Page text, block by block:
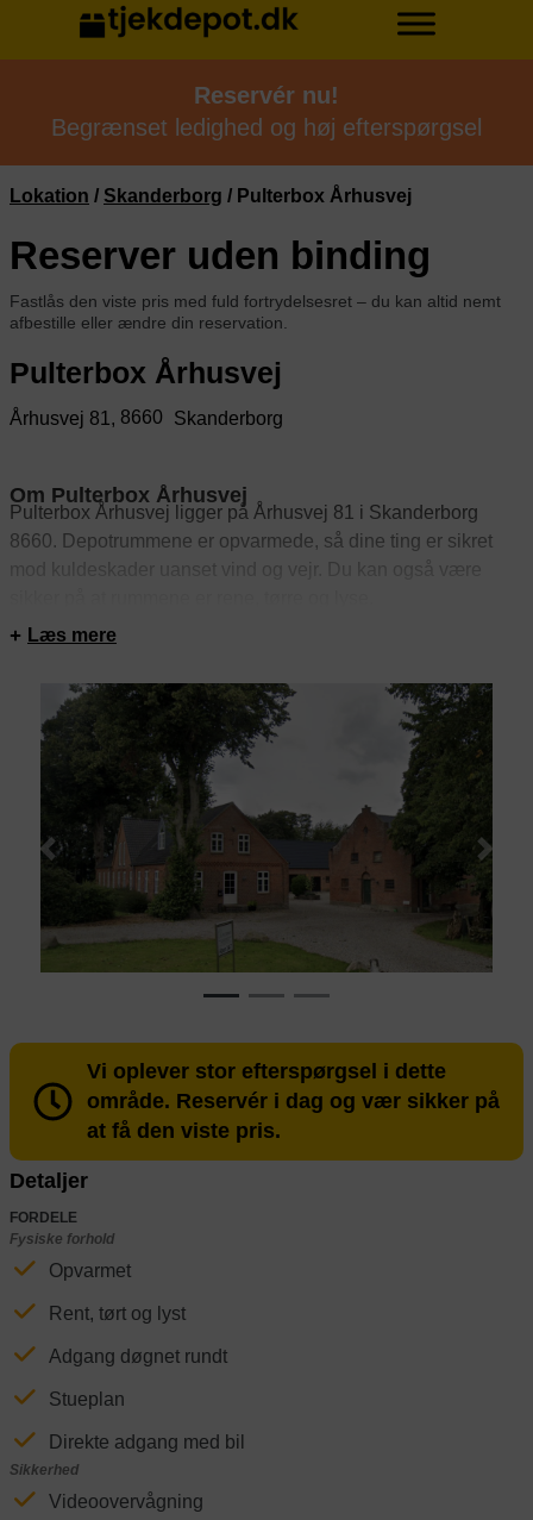
Reservér nu!
Begrænset ledighed og høj efterspørgsel
Lokation / Skanderborg / Pulterbox Århusvej
Reserver uden binding
Fastlås den viste pris med fuld fortrydelsesret – du kan altid nemt
afbestille eller ændre din reservation.
Pulterbox Århusvej
Århusvej 81, 8660 Skanderborg
Om Pulterbox Århusvej
Pulterbox Århusvej ligger på Århusvej 81 i Skanderborg
8660. Depotrummene er opvarmede, så dine ting er sikret
mod kuldeskader uanset vind og vejr. Du kan også være
Opbevaringsrummene hos Pulterbox Århusvej har et godt
Der er adgang til opbevaringsrummene døgnet rundt.
Derudover er depotrummene videoovervågede.
Læs mere
Previous Next
Vi oplever stor efterspørgsel i dette
område. Reservér i dag og vær sikker på
at få den viste pris.
Detaljer
FORDELE
Fysiske forhold
Opvarmet
Rent, tørt og lyst
Adgang døgnet rundt
Stueplan
Direkte adgang med bil
Sikkerhed
Videoovervågning